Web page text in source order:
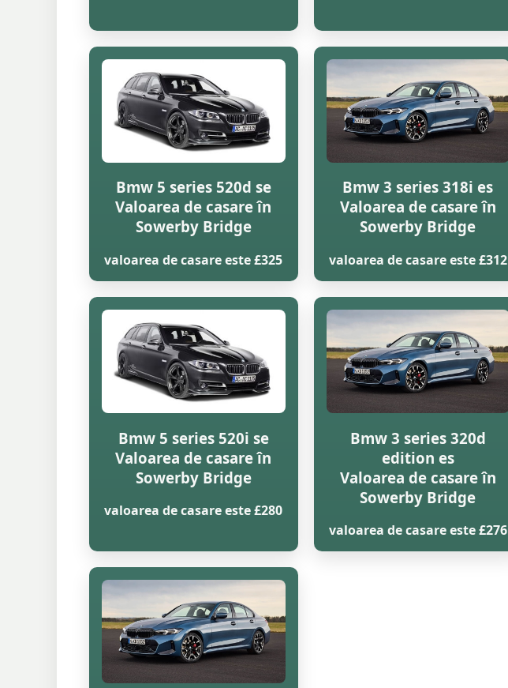
Bmw 5 series 520d se
Valoarea de casare în
Sowerby Bridge
valoarea de casare este £325
Bmw 3 series 318i es
Valoarea de casare în
Sowerby Bridge
valoarea de casare este £312
Bmw 5 series 520i se
Valoarea de casare în
Sowerby Bridge
valoarea de casare este £280
Bmw 3 series 320d
edition es
Valoarea de casare în
Sowerby Bridge
valoarea de casare este £276